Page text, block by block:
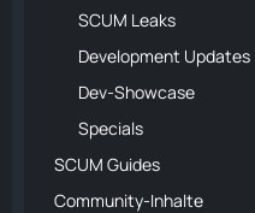
SCUM Leaks
Development Updates
Dev-Showcase
Specials
SCUM Guides
Community-Inhalte